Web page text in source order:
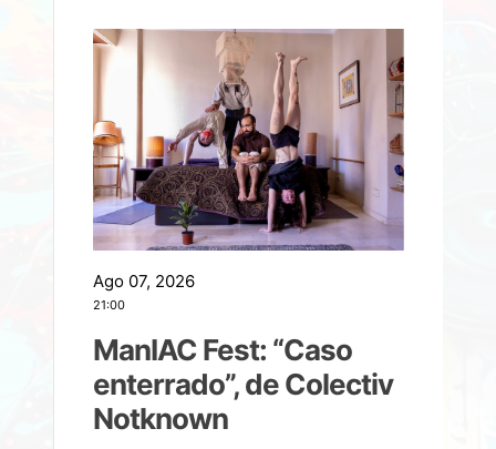
Ago 07, 2026
21:00
ManIAC Fest: “Caso
enterrado”, de Colectiv
Notknown